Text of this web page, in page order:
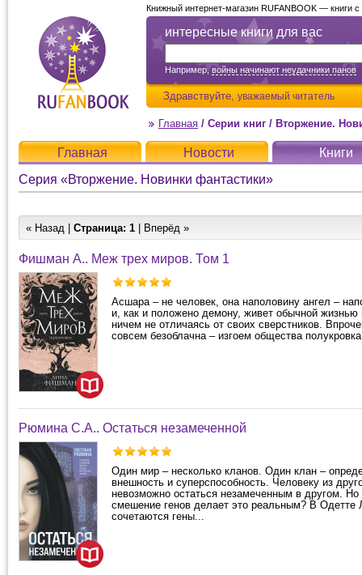
интересные книги для вас
Например,войны начинают неудачники панов
Здравствуйте, уважаемый читатель
Книжный интернет-магазин RUFANBOOK — книги
Главная / Серии книг / Вторжение.
Главная Новости
Книги
Серия «Вторжение. Новинки фантастики»
« Назад | Страница: 1 | Вперёд »
Фишман А.. Меж трех миров. Том 1
Асшара – не человек, она наполовину ангел –
и, как и положено демону, живет обычной жизнью
ничем не отличаясь от своих сверстников.
совсем безоблачна – изгоем общества
Рюмина С.А.. Остаться незамеченной
Один мир – несколько кланов. Один клан –
внешность и суперспособность. Человеку из
невозможно остаться незамеченным в другом. Но
смешение генов делает это реальным? В Одетте
сочетаются гены...